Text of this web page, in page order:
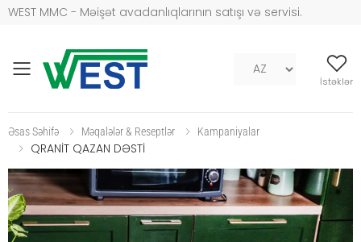
WEST MMC - Məişət avadanlıqlarının satışı və servisi.
Mob naviqasiya İstəklər
Əsas Səhifə Məqalələr & Reseptlər Kampaniyalar
QRANİT QAZAN DƏSTİ